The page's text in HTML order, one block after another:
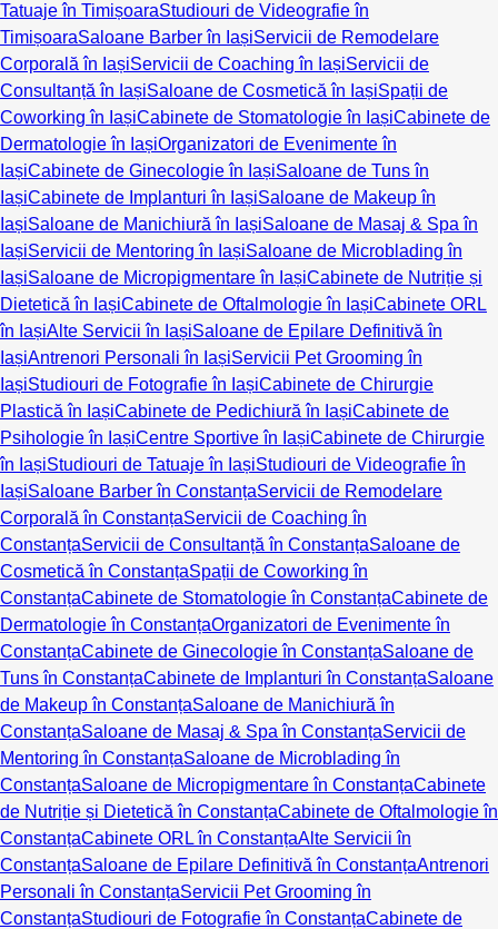
Tatuaje în TimișoaraStudiouri de Videografie în
TimișoaraSaloane Barber în IașiServicii de Remodelare
Corporală în IașiServicii de Coaching în IașiServicii de
Consultanță în IașiSaloane de Cosmetică în IașiSpații de
Coworking în IașiCabinete de Stomatologie în IașiCabinete de
Dermatologie în IașiOrganizatori de Evenimente în
IașiCabinete de Ginecologie în IașiSaloane de Tuns în
IașiCabinete de Implanturi în IașiSaloane de Makeup în
IașiSaloane de Manichiură în IașiSaloane de Masaj & Spa în
IașiServicii de Mentoring în IașiSaloane de Microblading în
IașiSaloane de Micropigmentare în IașiCabinete de Nutriție și
Dietetică în IașiCabinete de Oftalmologie în IașiCabinete ORL
în IașiAlte Servicii în IașiSaloane de Epilare Definitivă în
IașiAntrenori Personali în IașiServicii Pet Grooming în
IașiStudiouri de Fotografie în IașiCabinete de Chirurgie
Plastică în IașiCabinete de Pedichiură în IașiCabinete de
Psihologie în IașiCentre Sportive în IașiCabinete de Chirurgie
în IașiStudiouri de Tatuaje în IașiStudiouri de Videografie în
IașiSaloane Barber în ConstanțaServicii de Remodelare
Corporală în ConstanțaServicii de Coaching în
ConstanțaServicii de Consultanță în ConstanțaSaloane de
Cosmetică în ConstanțaSpații de Coworking în
ConstanțaCabinete de Stomatologie în ConstanțaCabinete de
Dermatologie în ConstanțaOrganizatori de Evenimente în
ConstanțaCabinete de Ginecologie în ConstanțaSaloane de
Tuns în ConstanțaCabinete de Implanturi în ConstanțaSaloane
de Makeup în ConstanțaSaloane de Manichiură în
ConstanțaSaloane de Masaj & Spa în ConstanțaServicii de
Mentoring în ConstanțaSaloane de Microblading în
ConstanțaSaloane de Micropigmentare în ConstanțaCabinete
de Nutriție și Dietetică în ConstanțaCabinete de Oftalmologie în
ConstanțaCabinete ORL în ConstanțaAlte Servicii în
ConstanțaSaloane de Epilare Definitivă în ConstanțaAntrenori
Personali în ConstanțaServicii Pet Grooming în
ConstanțaStudiouri de Fotografie în ConstanțaCabinete de